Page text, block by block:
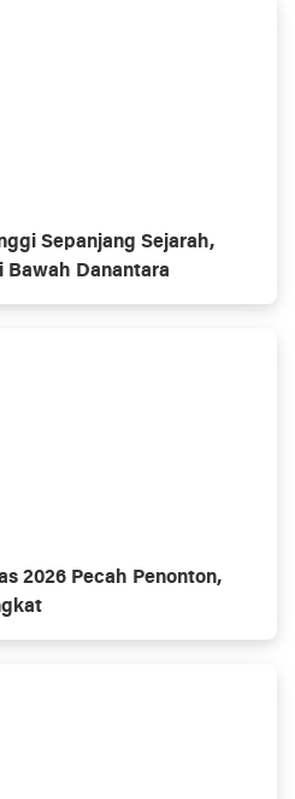
Sepanjang Sejarah,
Bawah Danantara
2026 Pecah Penonton,